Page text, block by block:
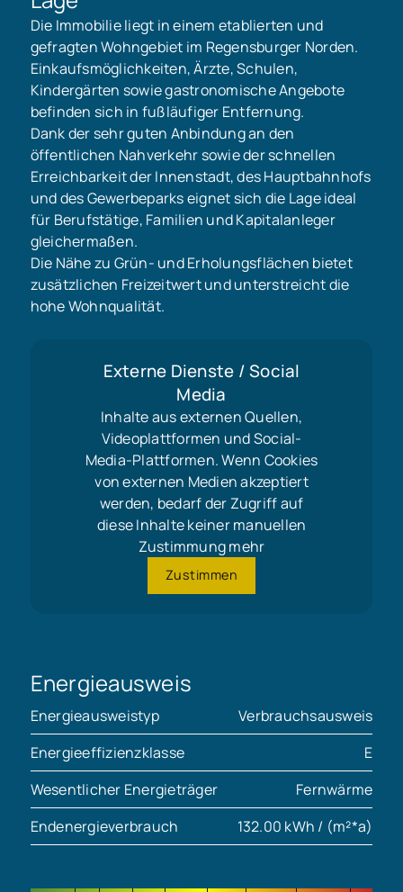
Die Immobilie liegt in einem etablierten und
gefragten Wohngebiet im Regensburger Norden.
Einkaufsmöglichkeiten, Ärzte, Schulen,
Kindergärten sowie gastronomische Angebote
befinden sich in fußläufiger Entfernung.
Dank der sehr guten Anbindung an den
öffentlichen Nahverkehr sowie der schnellen
Erreichbarkeit der Innenstadt, des Hauptbahnhofs
und des Gewerbeparks eignet sich die Lage ideal
für Berufstätige, Familien und Kapitalanleger
gleichermaßen.
Die Nähe zu Grün- und Erholungsflächen bietet
zusätzlichen Freizeitwert und unterstreicht die
hohe Wohnqualität.
Externe Dienste / Social
Media
Inhalte aus externen Quellen,
Videoplattformen und Social-
Media-Plattformen. Wenn Cookies
von externen Medien akzeptiert
werden, bedarf der Zugriff auf
diese Inhalte keiner manuellen
Zustimmung mehr
Zustimmen
Energieausweis
Energieausweistyp
Verbrauchsausweis
Energieeffizienzklasse
E
Wesentlicher Energieträger
Fernwärme
Endenergieverbrauch
132.00 kWh / (m²*a)